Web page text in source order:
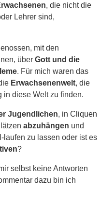
, die nicht die
Lehrer sind,
mit den
über Gott und die
. Für mich waren das
Erwachsenenwelt, die
in diese Welt zu finden.
Jugendlichen, in Cliquen
abzuhängen und
laufen zu lassen oder ist es
?
selbst keine Antworten
dazu bin ich